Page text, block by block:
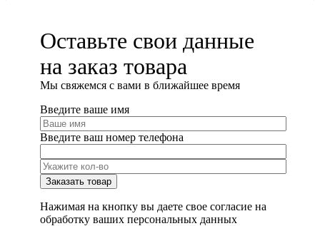
Оставьте свои данные
на заказ товара
Мы cвяжемся с вами в ближайшее время
Введите ваше имя
Введите ваш номер телефона
Нажимая на кнопку вы даете свое согласие на
обработку ваших персональных данных